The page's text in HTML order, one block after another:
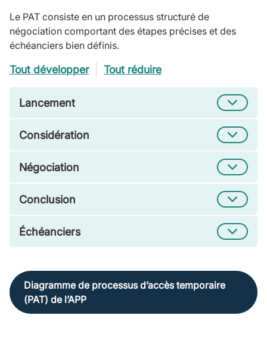
Le PAT consiste en un processus structuré de
négociation comportant des étapes précises et des
échéanciers bien définis.
Tout développer Tout réduire
Lancement
Considération
Négociation
Conclusion
Échéanciers
Diagramme de processus dʼaccès temporaire
(PAT) de lʼAPP